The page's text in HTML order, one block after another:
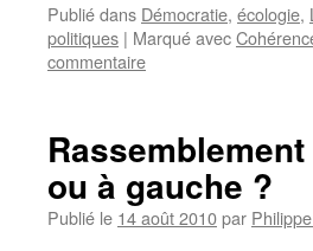
Publié dans Démocratie, écologie,
politiques | Marqué avec
commentaire
ou à gauche ?
Publié le 14 août 2010par